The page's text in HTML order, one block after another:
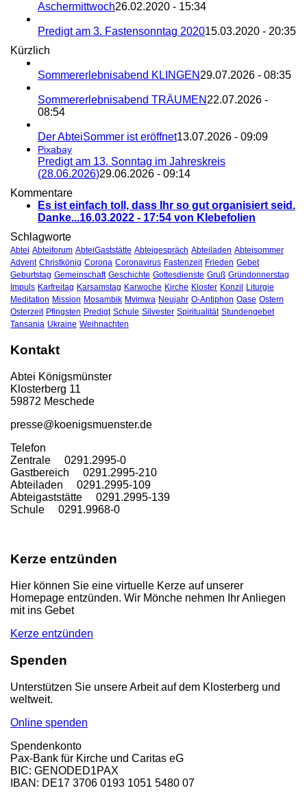
Aschermittwoch26.02.2020 - 15:34
Predigt am 3. Fastensonntag 202015.03.2020 - 20:35
Kürzlich
Sommererlebnisabend KLINGEN 29.07.2026 - 08:35
Sommererlebnisabend TRÄUMEN 22.07.2026 -
08:54
Der AbteiSommer ist eröffnet13.07.2026 - 09:09
Pixabay
Predigt am 13. Sonntag im Jahreskreis
(28.06.2026)29.06.2026 - 09:14
Kommentare
Es ist einfach toll, dass Ihr so gut organisiert seid.
Danke...16.03.2022 - 17:54 von Klebefolien
Schlagworte
Abtei Abteiforum AbteiGaststätte Abteigespräch Abteiladen Abteisommer
Advent Christkönig Corona Coronavirus Fastenzeit Frieden Gebet
Geburtstag Gemeinschaft Geschichte Gottesdienste Gruß Gründonnerstag
Impuls Karfreitag Karsamstag Karwoche Kirche Kloster Konzil
Liturgie
Meditation Mission Mosambik Mvimwa Neujahr O-Antiphon Oase Ostern
Osterzeit Pfingsten Predigt Schule Silvester Spiritualität Stundengebet
Tansania Ukraine Weihnachten
Kontakt
Abtei Königsmünster
Klosterberg 11
59872 Meschede
presse@koenigsmuenster.de
Telefon
Zentrale 0291.2995-0
Gastbereich 0291.2995-210
Abteiladen 0291.2995-109
Abteigaststätte 0291.2995-139
Schule 0291.9968-0
Kerze entzünden
Hier können Sie eine virtuelle Kerze auf unserer
Homepage entzünden. Wir Mönche nehmen Ihr Anliegen
mit ins Gebet
Kerze entzünden
Spenden
Unterstützen Sie unsere Arbeit auf dem Klosterberg und
weltweit.
Online spenden
Spendenkonto
Pax-Bank für Kirche und Caritas eG
BIC: GENODED1PAX
IBAN: DE17 3706 0193 1051 5480 07